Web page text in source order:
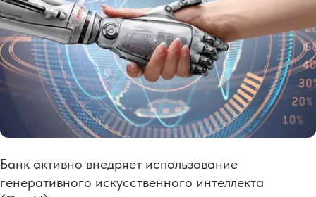
Банк активно внедряет использование
генеративного искусственного интеллекта